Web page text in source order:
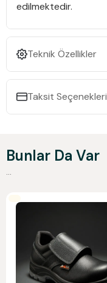
edilmektedir.
Teknik Özellikler
Taksit Seçenekleri
Bunlar Da Var
...